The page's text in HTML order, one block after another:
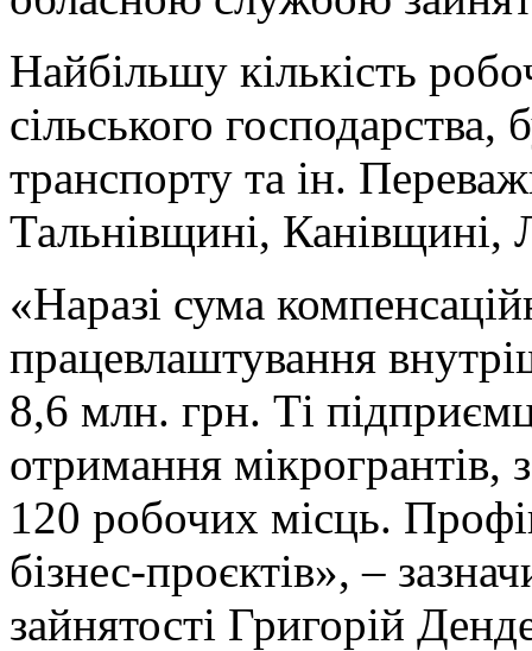
Найбільшу кількість
сільського господарства,
транспорту та ін.
Тальнівщині, Канівщині,
«Наразі сума
працевлаштування
8,6 млн. грн. Ті
отримання мікрогрантів,
120 робочих місць.
бізнес-проєктів», –
зайнятості Григорій